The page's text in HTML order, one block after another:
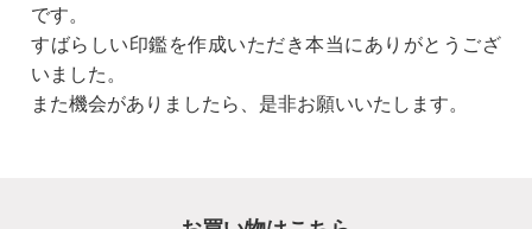
です。
すばらしい印鑑を作成いただき本当にありがとうござ
いました。
また機会がありましたら、是非お願いいたします。